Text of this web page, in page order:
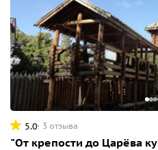
5.0 3 отзыва
"От крепости до Царёва